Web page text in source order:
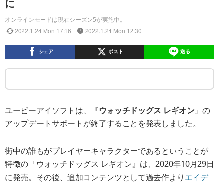
に
オンラインモードは現在シーズン5が実施中。
2022.1.24 Mon 17:16 2022.1.24 Mon 12:30
シェア ポスト 送る
ユービーアイソフトは、『ウォッチドッグス レギオン』の
アップデートサポートが終了することを発表しました。
街中の誰もがプレイヤーキャラクターであるということが
特徴の『ウォッチドッグス レギオン』は、2020年10月29日
に発売。その後、追加コンテンツとして過去作より エイデ